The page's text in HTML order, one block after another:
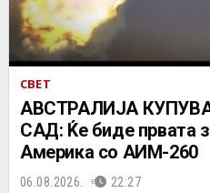
СВЕТ
АВСТРАЛИЈА
САД: Ќе биде првата
Америка со АИМ-260
06.08.2026. 22:27